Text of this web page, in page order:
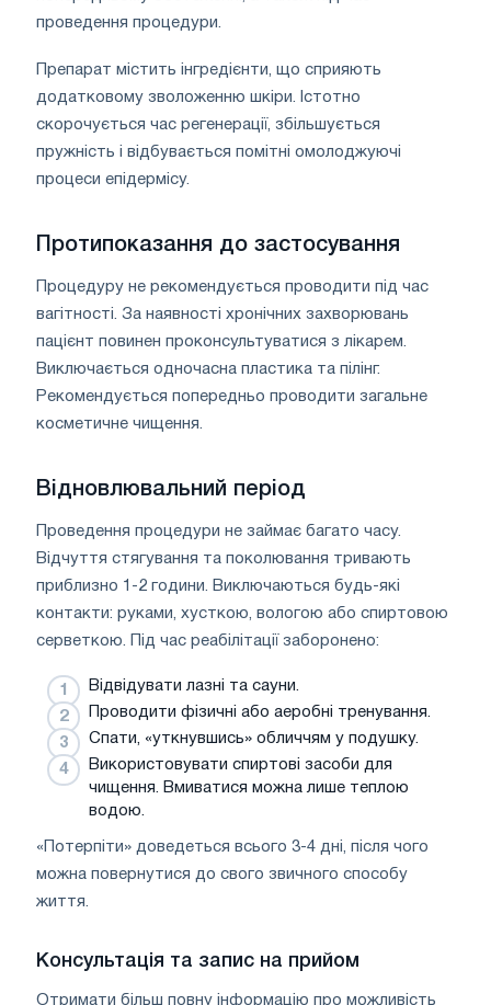
проведення процедури.
Препарат містить інгредієнти, що сприяють
додатковому зволоженню шкіри. Істотно
скорочується час регенерації, збільшується
пружність і відбувається помітні омолоджуючі
процеси епідермісу.
Протипоказання до застосування
Процедуру не рекомендується проводити під час
вагітності. За наявності хронічних захворювань
пацієнт повинен проконсультуватися з лікарем.
Виключається одночасна пластика та пілінг.
Рекомендується попередньо проводити загальне
косметичне чищення.
Відновлювальний період
Проведення процедури не займає багато часу.
Відчуття стягування та поколювання тривають
приблизно 1-2 години. Виключаються будь-які
контакти: руками, хусткою, вологою або спиртовою
серветкою. Під час реабілітації заборонено:
Відвідувати лазні та сауни.
Проводити фізичні або аеробні тренування.
Спати, «уткнувшись» обличчям у подушку.
Використовувати спиртові засоби для
чищення. Вмиватися можна лише теплою
водою.
«Потерпіти» доведеться всього 3-4 дні, після чого
можна повернутися до свого звичного способу
життя.
Консультація та запис на прийом
Отримати більш повну інформацію про можливість